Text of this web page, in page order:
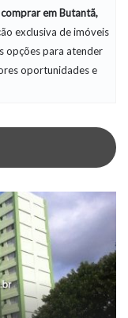
em Butantã,
exclusiva de imóveis
opções para atender
oportunidades e